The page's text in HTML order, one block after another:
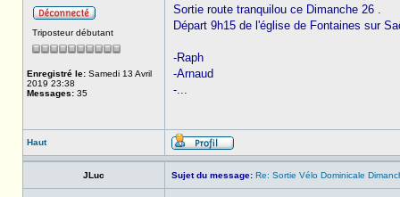
Triposteur débutant
Enregistré le: Samedi 13 Avril
2019 23:38
Messages: 35
Sortie route tranquilou ce Dimanche 26 .
Départ 9h15 de l'église de Fontaines sur
-Raph
-Arnaud
-...
Haut
JLuc Sujet du message: Re: Sortie Vélo Dominicale